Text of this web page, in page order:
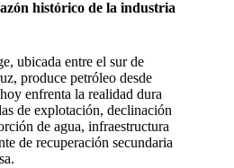
histórico de la industria
ubicada entre el sur de
produce petróleo desde
enfrenta la realidad dura
de explotación, declinación
de agua, infraestructura
de recuperación secundaria